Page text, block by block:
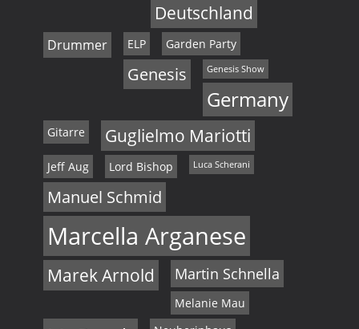
Deutschland
Drummer ELP Garden Party
Genesis Genesis Show
Germany
Gitarre Guglielmo Mariotti
Jeff Aug Lord Bishop Luca Scherani
Manuel Schmid
Marcella Arganese
Marek Arnold Martin Schnella
Melanie Mau